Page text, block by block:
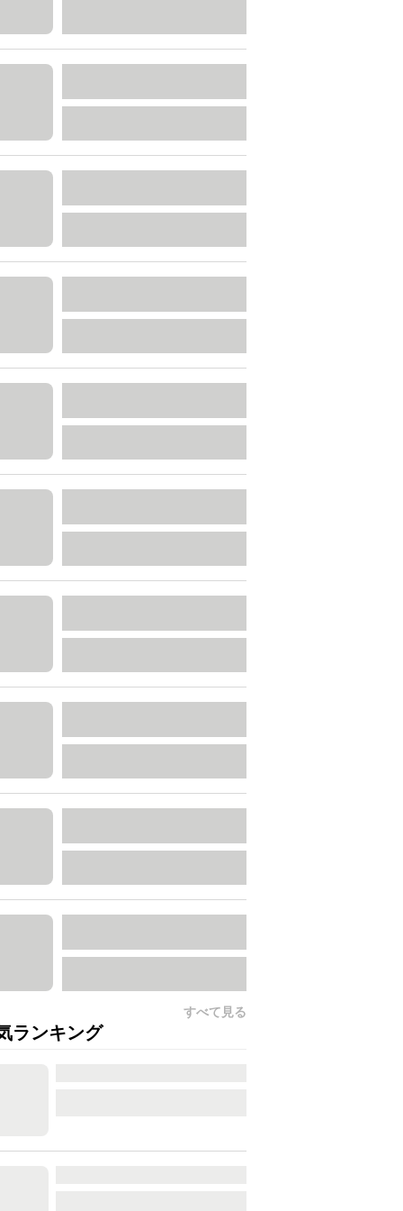
すべて見る
ランキング